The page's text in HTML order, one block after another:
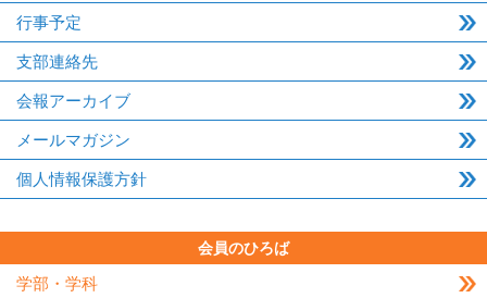
行事予定
支部連絡先
会報アーカイブ
メールマガジン
個人情報保護方針
会員のひろば
学部・学科